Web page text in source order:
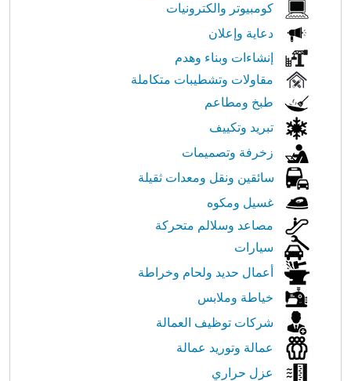
كومبيوتر والكترونيات
دعاية وإعلان
إنشاءات وبناء وهدم
مقاولات وتشطيبات متكاملة
طبخ ومطاعم
تبريد وتكييف
زخرفة وتصميمات
سائقين ونقل ومعدات ثقيلة
غسيل ومكوه
مصاعد وسلالم متحركة
سيارات
أعمال حديد ولحام وخراطة
خياطة وملابس
شركات توظيف العمالة
عمالة وتوريد عمالة
عزل حراري